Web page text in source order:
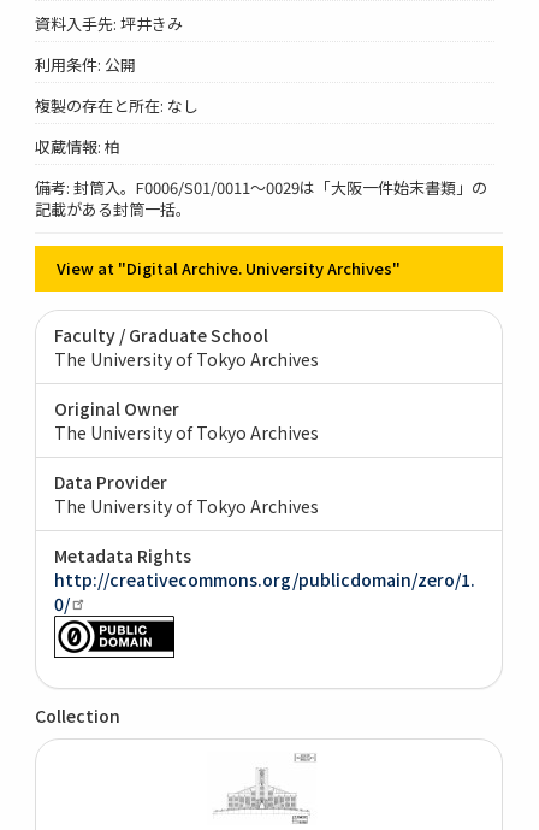
資料入手先: 坪井きみ
利用条件: 公開
複製の存在と所在: なし
収蔵情報: 柏
備考: 封筒入。F0006/S01/0011～0029は「大阪一件始末書類」の
記載がある封筒一括。
View at "Digital Archive. University Archives"
Faculty / Graduate School
The University of Tokyo Archives
Original Owner
The University of Tokyo Archives
Data Provider
The University of Tokyo Archives
Metadata Rights
http://creativecommons.org/publicdomain/zero/1.
0/
Collection